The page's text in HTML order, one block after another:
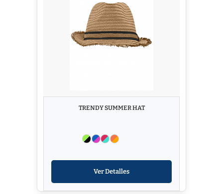
TRENDY SUMMER HAT
Ver Detalles